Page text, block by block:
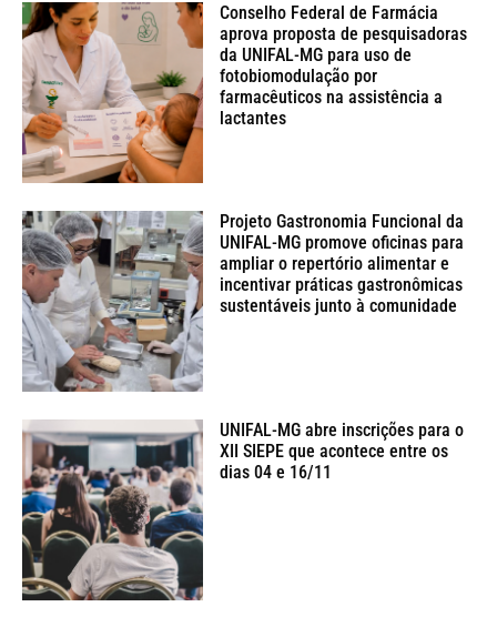
Conselho Federal de Farmácia
aprova proposta de pesquisadoras
da UNIFAL-MG para uso de
fotobiomodulação por
farmacêuticos na assistência a
lactantes
Projeto Gastronomia Funcional da
UNIFAL-MG promove oficinas para
ampliar o repertório alimentar e
incentivar práticas gastronômicas
sustentáveis junto à comunidade
UNIFAL-MG abre inscrições para o
XII SIEPE que acontece entre os
dias 04 e 16/11